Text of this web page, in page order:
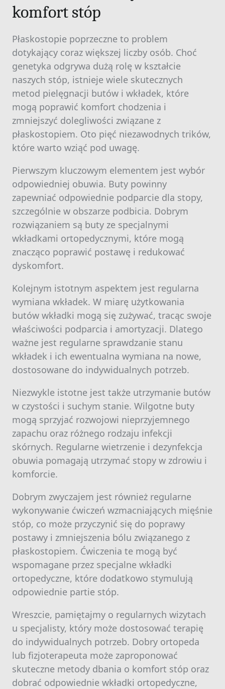
komfort stóp
Płaskostopie poprzeczne to problem
dotykający coraz większej liczby osób. Choć
genetyka odgrywa dużą rolę w kształcie
naszych stóp, istnieje wiele skutecznych
metod pielęgnacji butów i wkładek, które
mogą poprawić komfort chodzenia i
zmniejszyć dolegliwości związane z
płaskostopiem. Oto pięć niezawodnych trików,
które warto wziąć pod uwagę.
Pierwszym kluczowym elementem jest wybór
odpowiedniej obuwia. Buty powinny
zapewniać odpowiednie podparcie dla stopy,
szczególnie w obszarze podbicia. Dobrym
rozwiązaniem są buty ze specjalnymi
wkładkami ortopedycznymi, które mogą
znacząco poprawić postawę i redukować
dyskomfort.
Kolejnym istotnym aspektem jest regularna
wymiana wkładek. W miarę użytkowania
butów wkładki mogą się zużywać, tracąc swoje
właściwości podparcia i amortyzacji. Dlatego
ważne jest regularne sprawdzanie stanu
wkładek i ich ewentualna wymiana na nowe,
dostosowane do indywidualnych potrzeb.
Niezwykle istotne jest także utrzymanie butów
w czystości i suchym stanie. Wilgotne buty
mogą sprzyjać rozwojowi nieprzyjemnego
zapachu oraz różnego rodzaju infekcji
skórnych. Regularne wietrzenie i dezynfekcja
obuwia pomagają utrzymać stopy w zdrowiu i
komforcie.
Dobrym zwyczajem jest również regularne
wykonywanie ćwiczeń wzmacniających mięśnie
stóp, co może przyczynić się do poprawy
postawy i zmniejszenia bólu związanego z
płaskostopiem. Ćwiczenia te mogą być
wspomagane przez specjalne wkładki
ortopedyczne, które dodatkowo stymulują
odpowiednie partie stóp.
Wreszcie, pamiętajmy o regularnych wizytach
u specjalisty, który może dostosować terapię
do indywidualnych potrzeb. Dobry ortopeda
lub fizjoterapeuta może zaproponować
skuteczne metody dbania o komfort stóp oraz
dobrać odpowiednie wkładki ortopedyczne,